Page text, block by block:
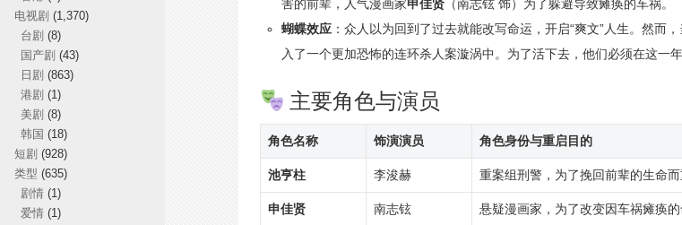
害的前辈，人气漫画家申佳贤 （南志铉 饰）为了躲避导致瘫痪的车祸。
蝴蝶效应 ：众人以为回到了过去就能改写命运，开启“爽文”人生。然而
入了一个更加恐怖的连环杀人案漩涡中。为了活下去，他们必须在这一
主要角色与演员
角色名称 饰演演员 角色身份与重启目的
池亨柱 李浚赫 重案组刑警，为了挽回前辈的生命而
申佳贤 南志铉 悬疑漫画家，为了改变因车祸瘫痪的
电视剧 (1,370)
台剧 (8)
国产剧 (43)
日剧 (863)
港剧 (1)
美剧 (8)
韩国 (18)
短剧 (928)
类型 (635)
剧情(1)
爱情(1)